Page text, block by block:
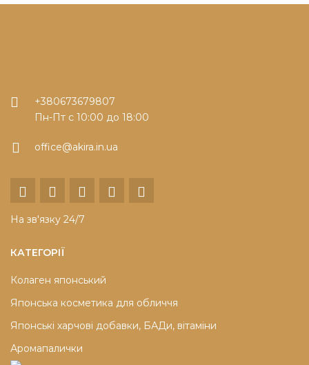
+380673679807
Пн-Пт с 10:00 до 18:00
office@akira.in.ua
На зв'язку 24/7
КАТЕГОРІЇ
Колаген японський
Японська косметика для обличчя
Японські харчові добавки, БАДи, вітаміни
Аромапалички